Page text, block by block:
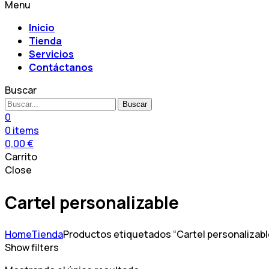
Menu
Inicio
Tienda
Servicios
Contáctanos
Buscar
Buscar
0
0 items
0,00€
Carrito
Close
Cartel personalizable
HomeTiendaProductos etiquetados “Cartel
Show filters